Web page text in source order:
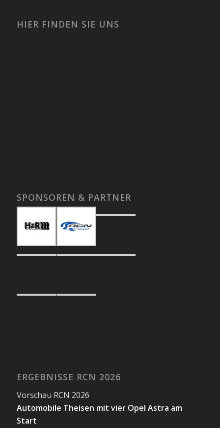
HIER FINDEN SIE UNS
SPONSOREN & PARTNER
ERGEBNISSE RCN 2026
Vorschau RCN 2026
Automobile Theisen mit vier Opel Astra am
Start